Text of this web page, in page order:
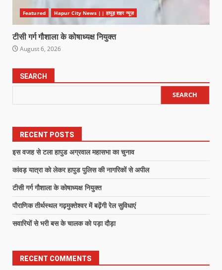
Featured Hapur City News || हापुड़ शहर न्यूज़
टीसी गर्ग गौशाला के कोषाध्यक्ष नियुक्त
August 6, 2026
SEARCH
SEARCH
RECENT POSTS
इस वजह से टला हापुड अग्रवाल महासभा का चुनाव
कांवड़ यात्रा को लेकर हापुड पुलिस की नागरिकों से अपील
टीसी गर्ग गौशाला के कोषाध्यक्ष नियुक्त
पौराणिक तीर्थस्थल गढ़मुक्तेश्वर में बढ़ेंगी रेल सुविधाएं
सवारियों से भरी बस के चालक को पड़ा दौड़ा
RECENT COMMENTS